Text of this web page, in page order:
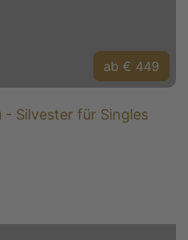
ab € 449